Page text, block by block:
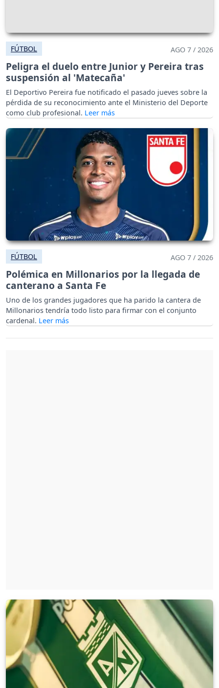
FÚTBOL AGO 7 / 2026
Peligra el duelo entre Junior y Pereira tras
suspensión al 'Matecaña'
El Deportivo Pereira fue notificado el pasado jueves sobre la
pérdida de su reconocimiento ante el Ministerio del Deporte
como club profesional.
FÚTBOL AGO 7 / 2026
Polémica en Millonarios por la llegada de
canterano a Santa Fe
Uno de los grandes jugadores que ha parido la cantera de
Millonarios tendría todo listo para firmar con el conjunto
cardenal.